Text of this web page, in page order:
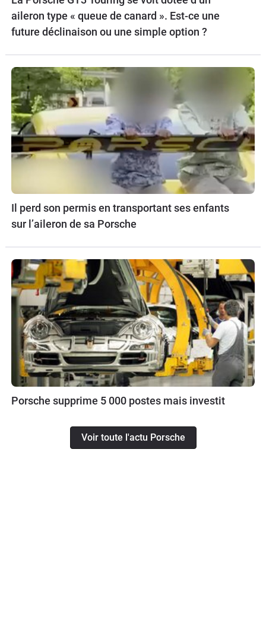
aileron type « queue de canard ». Est-ce une
future déclinaison ou une simple option ?
Il perd son permis en transportant ses enfants
sur l’aileron de sa Porsche
Porsche supprime 5 000 postes mais investit
Voir toute l'actu Porsche